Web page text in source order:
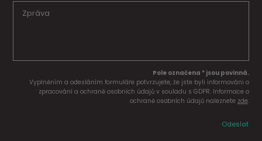
Pole označena * jsou povinná.
Vyplněním a odesláním formuláře potvrzujete, že jste byli informováni o
zpracování a ochraně osobních údajů v souladu s GDPR. Informace o
ochraně osobních údajů naleznete zde.
Odeslat